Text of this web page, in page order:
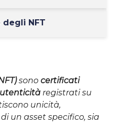
degli NFT
sono certificati
registrati su
unicità,
un asset specifico, sia